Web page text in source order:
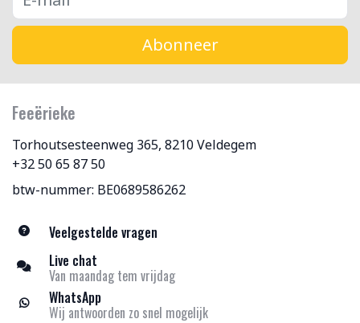
Abonneer
Feeërieke
Torhoutsesteenweg 365, 8210 Veldegem
+32 50 65 87 50
btw-nummer: BE0689586262
Veelgestelde vragen
Live chat
Van maandag tem vrijdag
WhatsApp
Wij antwoorden zo snel mogelijk